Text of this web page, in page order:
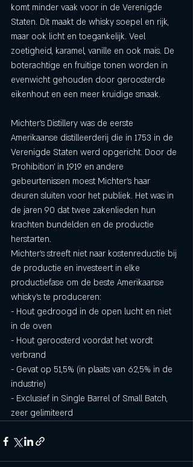
komt minder vaak voor in de Verenigde
Staten. Dit maakt de whisky soepel en rijk,
maar ook licht en toegankelijk. Veel
zoetigheid, karamel, vanille en ook mais. De
boterachtige en fruitige tonen worden in
evenwicht gehouden door geroosterde
eikenhout en een meer kruidige ​​smaak.
Michter's Distillery was de eerste
Amerikaanse distilleerderij die in 1753 in de
Verenigde Staten werd opgericht. Door de
'Prohibition' in 1919 en andere
gebeurtenissen moest Michter's haar
deuren sluiten voor het publiek. Het was in
de jaren 90 dat twee zakenlieden hun
krachten bundelden en de productie
herstarten.
Michter's streeft niet naar kostenreductie bij
de productie en investeert in elke
productiefase om de beste Amerikaanse
whisky's te produceren:
- Hout gedroogd in de open lucht en niet
in de oven
- Hout geroosterd voordat het wordt
verbrand
- Gevat op 51,5% (in plaats van 62,5% in de
industrie)
- Exclusief in Single Barrel of Small Batch,
zeer gelimiteerd